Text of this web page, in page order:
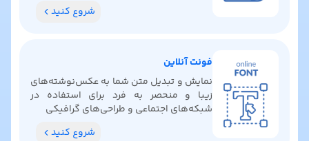
شروع کنید
فونت آنلاین
نمایش و تبدیل متن شما به عکس‌نوشته‌های
زیبا و منحصر به فرد برای استفاده در
شبکه‌های اجتماعی و طراحی‌های گرافیکی
شروع کنید